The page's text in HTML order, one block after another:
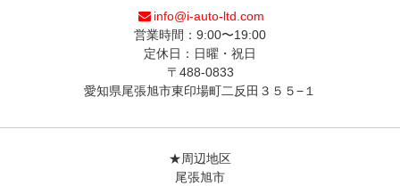
info@i-auto-ltd.com
営業時間：9:00〜19:00
定休日：日曜・祝日
〒488-0833
愛知県尾張旭市東印場町二反田３５５−１
★周辺地区
尾張旭市